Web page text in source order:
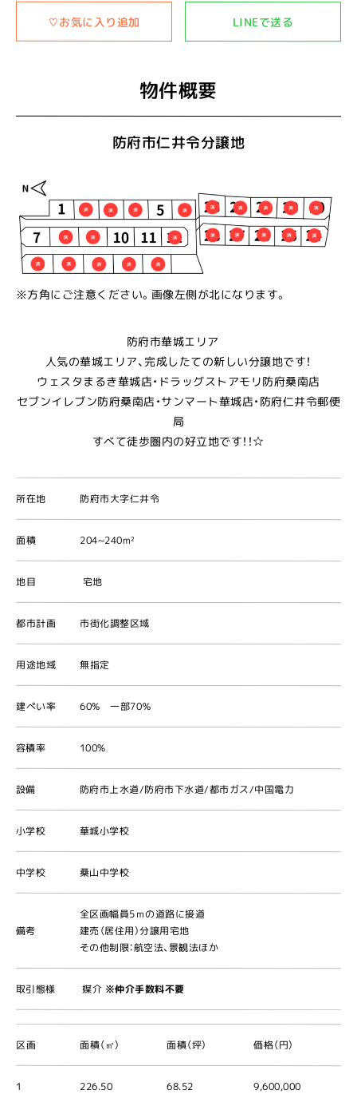
♡お気に入り追加 LINEで送る
物件概要
防府市仁井令分譲地
※方角にご注意ください。画像左側が北になります。
防府市華城エリア
人気の華城エリア、完成したての新しい分譲地です！
ウェスタまるき華城店・ドラッグストアモリ防府桑南店
セブンイレブン防府桑南店・サンマート華城店・防府仁井令郵便
局
すべて徒歩圏内の好立地です！！☆
所在地 防府市大字仁井令
面積 204~240m²
地目 宅地
都市計画 市街化調整区域
用途地域 無指定
建ぺい率 60% 一部70％
容積率 100%
設備 防府市上水道/防府市下水道/都市ガス/中国電力
小学校 華城小学校
中学校 桑山中学校
備考
全区画幅員5ｍの道路に接道
建売（居住用）分譲用宅地
その他制限：航空法、景観法ほか
取引態様 媒介 ※仲介手数料不要
区画 面積（㎡） 面積（坪） 価格（円）
1 226.50 68.52 9,600,000